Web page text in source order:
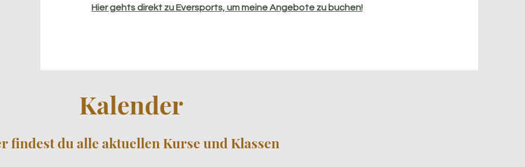
Hier gehts direkt zu Eversports, um meine Angebote zu buchen!
Kalender
findest du alle aktuellen Kurse und Klassen